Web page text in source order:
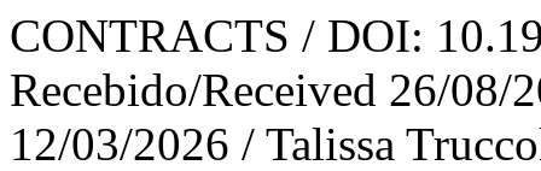
CONTRACTS / DOI:
Recebido/Received 26/
12/03/2026 / Talissa